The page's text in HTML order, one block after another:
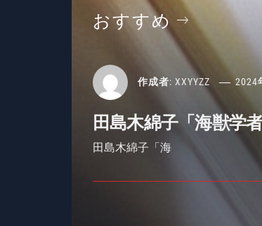
おすすめ
作成者: XXYYZZ 2024
田島木綿子「海獣学
田島木綿子「海